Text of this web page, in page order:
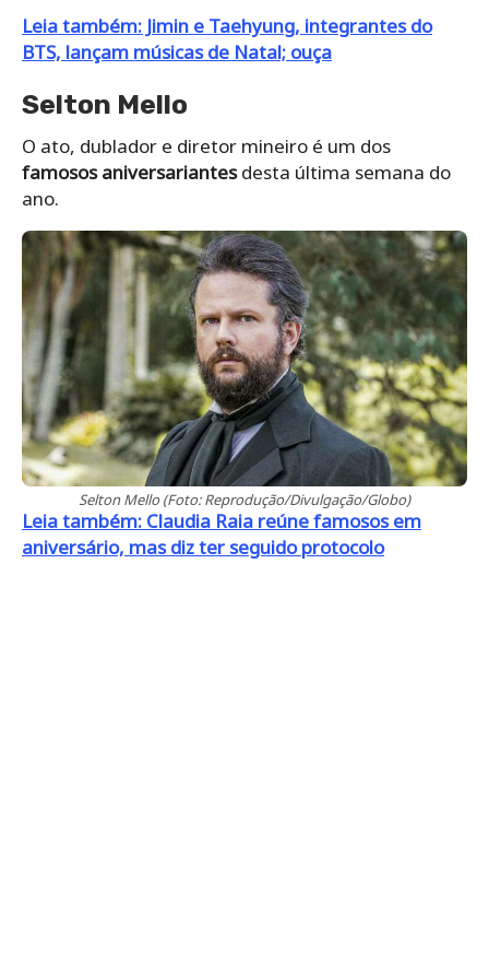
Leia também: Jimin e Taehyung, integrantes do
BTS, lançam músicas de Natal; ouça
Selton Mello
O ato, dublador e diretor mineiro é um dos
famosos aniversariantesdesta última semana do
ano.
Selton Mello (Foto: Reprodução/Divulgação/Globo)
Leia também: Claudia Raia reúne famosos em
aniversário, mas diz ter seguido protocolo